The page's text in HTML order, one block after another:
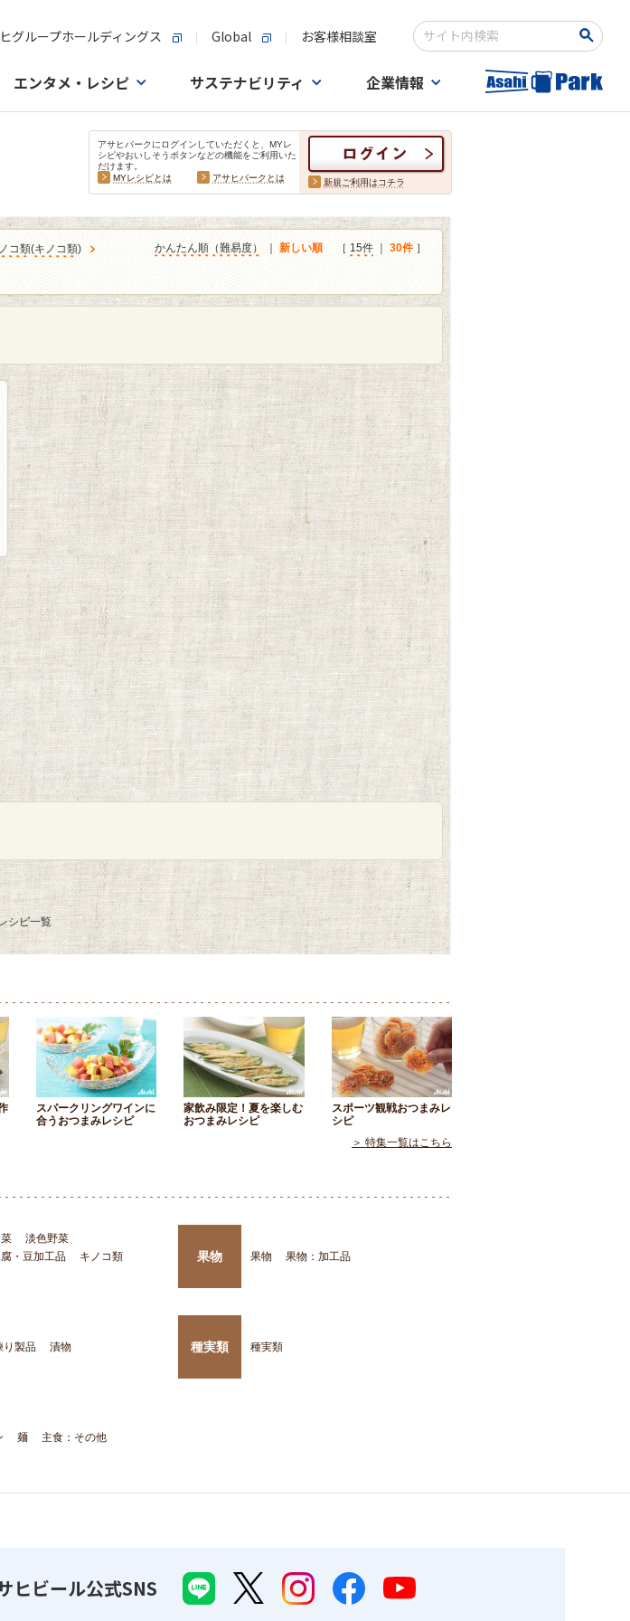
グループホールディングス Global お客様相談室
検索キーワード入力
エンタメ・レシピ サステナビリティ 企業情報
アサヒパークにログインしていただくと、MYレ
シピやおいしそうボタンなどの機能をご利用いた
だけます。
MYレシピとは
アサヒパークとは 新規ご利用はコチラ
コ類(キノコ類)
かんたん順（難易度） 新しい順 ［ 15件 30件 ］
シピ一覧
スパークリングワインに
合うおつまみレシピ
家飲み限定！夏を楽しむ
おつまみレシピ
スポーツ観戦おつまみレ
シピ
＞ 特集一覧はこちら
淡色野菜
・豆加工品
キノコ類
果物 果物 果物：加工品
り製品 漬物 種実類 種実類
麺 主食：その他
ヒビール公式SNS